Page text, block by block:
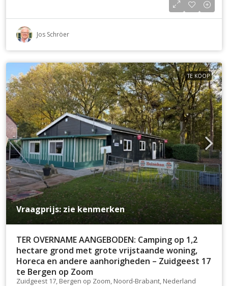
Jos Schröer
TE KOOP
Vraagprijs: zie kenmerken
TER OVERNAME AANGEBODEN: Camping op 1,2
hectare grond met grote vrijstaande woning,
Horeca en andere aanhorigheden – Zuidgeest 17
te Bergen op Zoom
Zuidgeest 17, Bergen op Zoom, Noord-Brabant, Nederland